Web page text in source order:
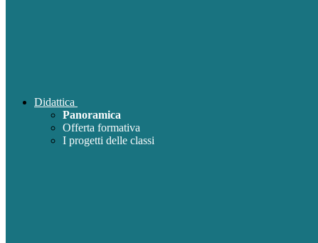
Didattica
Panoramica
Offerta formativa
I progetti delle classi